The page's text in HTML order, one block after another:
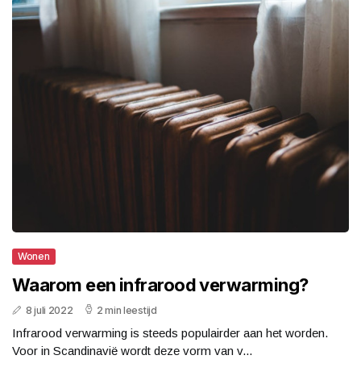
Wonen
Waarom een infrarood verwarming?
8 juli 2022 2 min leestijd
Infrarood verwarming is steeds populairder aan het worden.
Voor in Scandinavië wordt deze vorm van v...